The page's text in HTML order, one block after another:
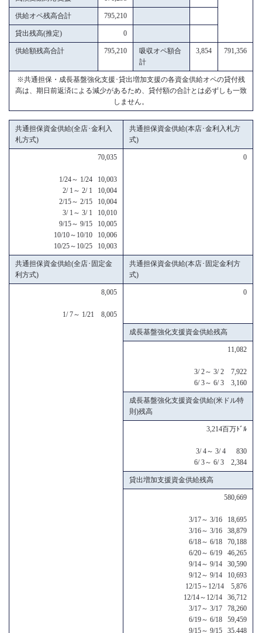
供給オペ残高合計 795,210
貸出残高(推定) 0
供給額残高合計 795,210
吸収オペ額合
計
3,854 791,356
※共通担保・成長基盤強化支援･貸出増加支援の各資金供給オペの貸付残
高は、期日前返済による減少があるため、貸付額の合計とは必ずしも一致
しません。
共通担保資金供給(全店･金利入
札方式)
共通担保資金供給(本店･金利入札方
式)
70,035
1/24～ 1/24 10,003
2/ 1～ 2/ 1 10,004
2/15～ 2/15 10,004
3/ 1～ 3/ 1 10,010
9/15～ 9/15 10,005
10/10～10/10 10,006
10/25～10/25 10,003
0
共通担保資金供給(全店･固定金
利方式)
共通担保資金供給(本店･固定金利方
式)
8,005
1/ 7～ 1/21 8,005
0
成長基盤強化支援資金供給残高
11,082
3/ 2～ 3/ 2 7,922
6/ 3～ 6/ 3 3,160
成長基盤強化支援資金供給(米ドル特
則)残高
3,214百万ﾄﾞﾙ
3/ 4～ 3/ 4 830
6/ 3～ 6/ 3 2,384
貸出増加支援資金供給残高
580,669
3/17～ 3/16 18,695
3/16～ 3/16 38,879
6/18～ 6/18 70,188
6/20～ 6/19 46,265
9/14～ 9/14 30,590
9/12～ 9/14 10,693
12/15～12/14 5,876
12/14～12/14 36,712
3/17～ 3/17 78,260
6/19～ 6/18 59,459
9/15～ 9/15 35,448